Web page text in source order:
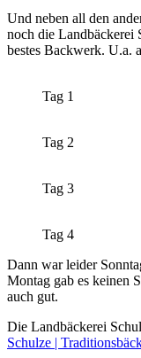
Und neben all den
noch die Landbäckerei
bestes Backwerk. U.a.
Tag 1
Tag 2
Tag 3
Tag 4
Dann war leider
Montag gab es keinen
auch gut.
Die Landbäckerei
Schulze |